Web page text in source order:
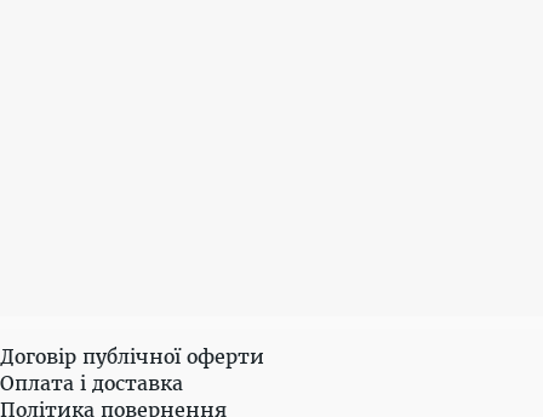
Договір публічної оферти
Оплата і доставка
Політика повернення